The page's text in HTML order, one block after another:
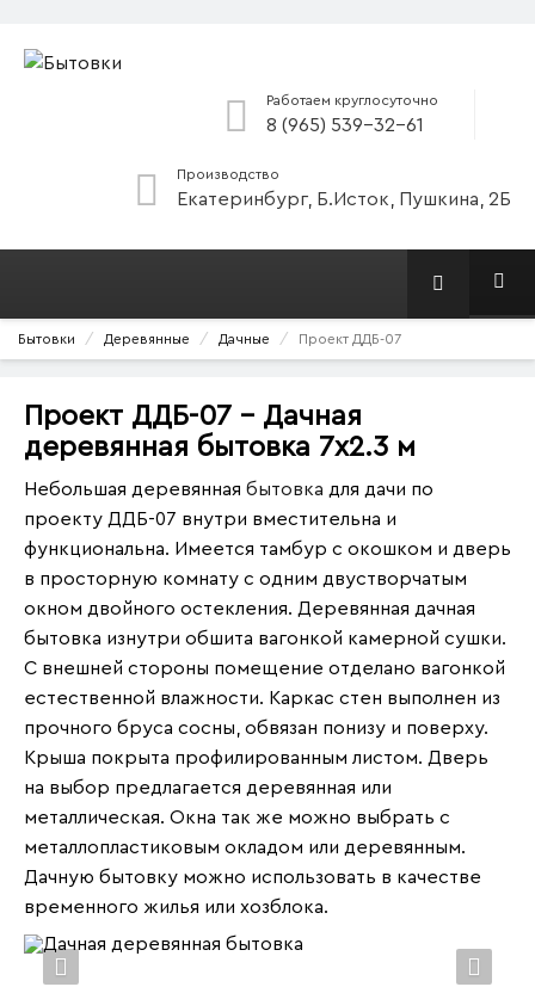
Работаем круглосуточно
8 (965) 539-32-61
Производство
Екатеринбург, Б.Исток, Пушкина, 2Б
Бытовки Деревянные Дачные Проект ДДБ-07
Проект ДДБ-07 - Дачная
деревянная бытовка 7х2.3 м
Небольшая деревянная бытовка для дачи по
проекту ДДБ-07 внутри вместительна и
функциональна. Имеется тамбур с окошком и дверь
в просторную комнату с одним двустворчатым
окном двойного остекления. Деревянная дачная
бытовка изнутри обшита вагонкой камерной сушки.
С внешней стороны помещение отделано вагонкой
естественной влажности. Каркас стен выполнен из
прочного бруса сосны, обвязан понизу и поверху.
Крыша покрыта профилированным листом. Дверь
на выбор предлагается деревянная или
металлическая. Окна так же можно выбрать с
металлопластиковым окладом или деревянным.
Дачную бытовку можно использовать в качестве
временного жилья или хозблока.